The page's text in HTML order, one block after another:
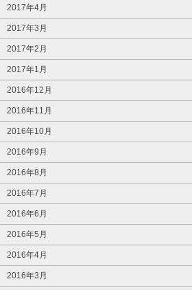
2017年4月
2017年3月
2017年2月
2017年1月
2016年12月
2016年11月
2016年10月
2016年9月
2016年8月
2016年7月
2016年6月
2016年5月
2016年4月
2016年3月